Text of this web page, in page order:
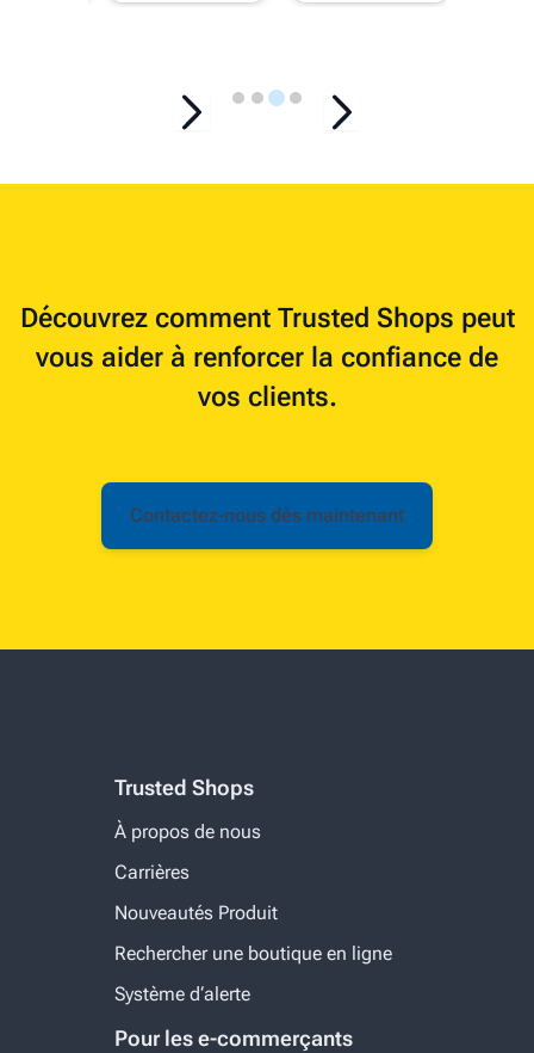
Découvrez comment Trusted Shops peut
vous aider à renforcer la confiance de
vos clients.
Contactez-nous dès maintenant
Trusted Shops
À propos de nous
Carrières
Nouveautés Produit
Rechercher une boutique en ligne
Système d‘alerte
Pour les e-commerçants